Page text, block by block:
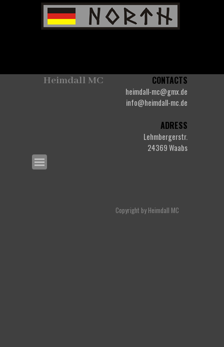
Heimdall MC CONTACTS
heimdall-mc@gmx.de
info@heimdall-mc.de
ADRESS
Lehmbergerstr.
24369 Waabs
Copyright by Heimdall MC